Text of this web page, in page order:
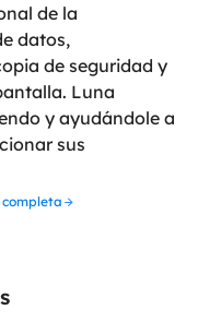
de la
datos,
de seguridad y
Luna
y ayudándole a
sus